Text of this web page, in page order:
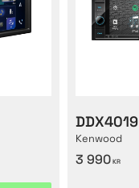
DDX4019
Kenwood
3 990 KR